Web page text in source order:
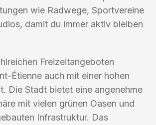
wie Radwege, Sportvereine
damit du immer aktiv bleiben
Freizeitangeboten
Étienne auch mit einer hohen
Die Stadt bietet eine angenehme
mit vielen grünen Oasen und
Infrastruktur. Das